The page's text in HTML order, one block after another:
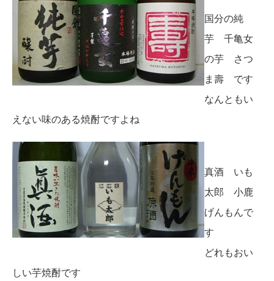
国分の純
芋 千亀女
の芋 さつ
ま壽 です
なんともい
えない味のある焼酎ですよね
真酒 いも
太郎 小鹿
げんもんで
す
どれもおい
しい芋焼酎です